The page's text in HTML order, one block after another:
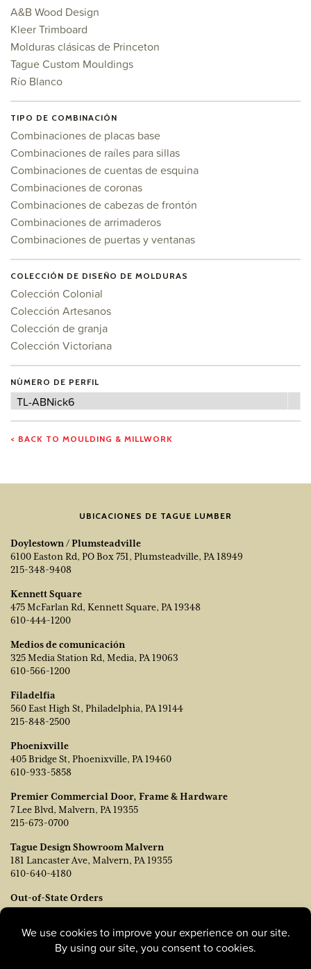
A&B Wood Design
Kleer Trimboard
Molduras clásicas de Princeton
Tague Custom Mouldings
Río Blanco
TIPO DE COMBINACIÓN
Combinaciones de placas base
Combinaciones de raíles para sillas
Combinaciones de cuentas de esquina
Combinaciones de coronas
Combinaciones de cabezas de frontón
Combinaciones de arrimaderos
Combinaciones de puertas y ventanas
COLECCIÓN DE DISEÑO DE MOLDURAS
Colección Colonial
Colección Artesanos
Colección de granja
Colección Victoriana
NÚMERO DE PERFIL
Número
perfil
TL-ABNick6
< BACK TO MOULDING & MILLWORK
UBICACIONES DE TAGUE LUMBER
Doylestown / Plumsteadville
6100 Easton Rd, PO Box 751, Plumsteadville, PA 18949
215-348-9408
Kennett Square
475 McFarlan Rd, Kennett Square, PA 19348
610-444-1200
Medios de comunicación
325 Media Station Rd, Media, PA 19063
610-566-1200
Filadelfia
560 East High St, Philadelphia, PA 19144
215-848-2500
Phoenixville
405 Bridge St, Phoenixville, PA 19460
610-933-5858
Premier Commercial Door, Frame & Hardware
7 Lee Blvd, Malvern, PA 19355
215-673-0700
Tague Design Showroom Malvern
181 Lancaster Ave, Malvern, PA 19355
610-640-4180
Out-of-State Orders
Póngase en contacto con TJ Vanleer, Vicepresidente de Ventas:
215-778-6463